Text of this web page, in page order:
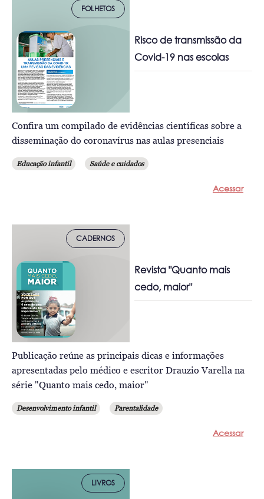
FOLHETOS
Risco de transmissão da
Covid-19 nas escolas
Confira um compilado de evidências científicas sobre a
disseminação do coronavírus nas aulas presenciais
Educação infantil Saúde e cuidados
Acessar
CADERNOS
Revista "Quanto mais
cedo, maior"
Publicação reúne as principais dicas e informações
apresentadas pelo médico e escritor Drauzio Varella na
série "Quanto mais cedo, maior"
Desenvolvimento infantil Parentalidade
Acessar
LIVROS